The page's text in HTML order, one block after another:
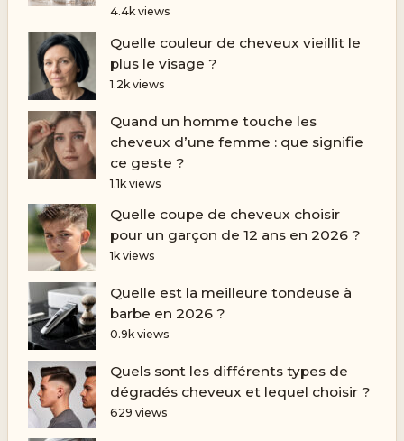
4.4k views
Quelle couleur de cheveux vieillit le
plus le visage ?
1.2k views
Quand un homme touche les
cheveux d’une femme : que signifie
ce geste ?
1.1k views
Quelle coupe de cheveux choisir
pour un garçon de 12 ans en 2026 ?
1k views
Quelle est la meilleure tondeuse à
barbe en 2026 ?
0.9k views
Quels sont les différents types de
dégradés cheveux et lequel choisir ?
629 views